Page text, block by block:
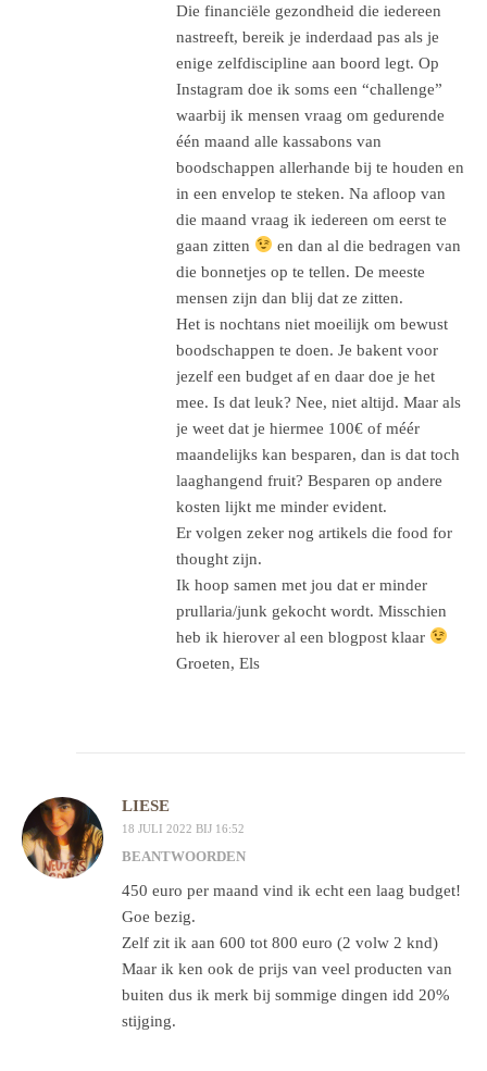
Die financiële gezondheid die iedereen
nastreeft, bereik je inderdaad pas als je
enige zelfdiscipline aan boord legt. Op
Instagram doe ik soms een “challenge”
waarbij ik mensen vraag om gedurende
één maand alle kassabons van
boodschappen allerhande bij te houden en
in een envelop te steken. Na afloop van
die maand vraag ik iedereen om eerst te
gaan zitten
en dan al die bedragen van
die bonnetjes op te tellen. De meeste
mensen zijn dan blij dat ze zitten.
Het is nochtans niet moeilijk om bewust
boodschappen te doen. Je bakent voor
jezelf een budget af en daar doe je het
mee. Is dat leuk? Nee, niet altijd. Maar als
je weet dat je hiermee 100€ of méér
maandelijks kan besparen, dan is dat toch
laaghangend fruit? Besparen op andere
kosten lijkt me minder evident.
Er volgen zeker nog artikels die food for
thought zijn.
Ik hoop samen met jou dat er minder
prullaria/junk gekocht wordt. Misschien
heb ik hierover al een blogpost klaar
Groeten, Els
LIESE
18 JULI 2022 BIJ 16:52
BEANTWOORDEN
450 euro per maand vind ik echt een laag budget!
Goe bezig.
Zelf zit ik aan 600 tot 800 euro (2 volw 2 knd)
Maar ik ken ook de prijs van veel producten van
buiten dus ik merk bij sommige dingen idd 20%
stijging.